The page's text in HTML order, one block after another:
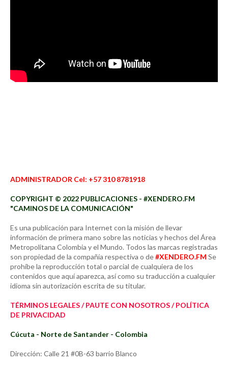
ADMINISTRADOR Cel: +57 310 8781918
COPYRIGHT © 2022 PUBLICACIONES - #XENDERO.FM
"CAMINOS DE LA COMUNICACIÓN"
Es una publicación para Internet con la misión de llevar
información de primera mano sobre las noticias y hechos del Área
Metropolitana Colombia y el Mundo. Todos las marcas registradas
son propiedad de la compañía respectiva o de#XENDERO.FM Se
prohíbe la reproducción total o parcial de cualquiera de los
contenidos que aquí aparezca, así como su traducción a cualquier
idioma sin autorización escrita de su titular.
TÉRMINOS LEGALES / PAUTE CON NOSOTROS / POLÍTICA
DE PRIVACIDAD
Cúcuta - Norte de Santander - Colombia
Dirección: Calle 21 #0B-63 barrio Blanco